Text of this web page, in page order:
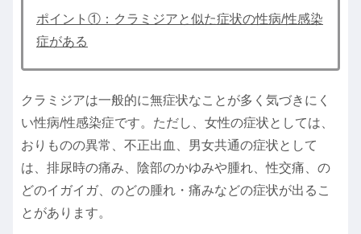
ポイント①：クラミジアと似た症状の性病/性感染
症がある
クラミジアは一般的に無症状なことが多く気づきにく
い性病/性感染症です。ただし、女性の症状としては、
おりものの異常、不正出血、男女共通の症状として
は、排尿時の痛み、陰部のかゆみや腫れ、性交痛、の
どのイガイガ、のどの腫れ・痛みなどの症状が出るこ
とがあります。